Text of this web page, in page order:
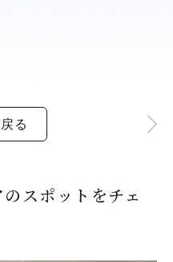
る
スポットをチェ